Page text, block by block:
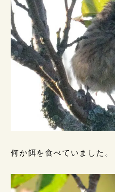
何か餌を食べていました。